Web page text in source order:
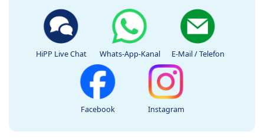
HiPP Live Chat Whats-App-Kanal E-Mail / Telefon
Facebook Instagram